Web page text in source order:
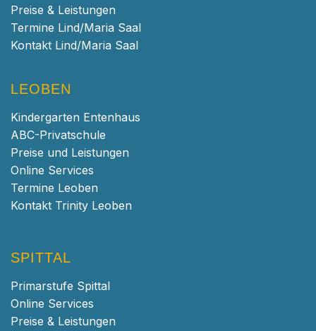
Preise & Leistungen
Termine Lind/Maria Saal
Kontakt Lind/Maria Saal
LEOBEN
Kindergarten Entenhaus
ABC-Privatschule
Preise und Leistungen
Online Services
Termine Leoben
Kontakt Trinity Leoben
SPITTAL
Primarstufe Spittal
Online Services
Preise & Leistungen